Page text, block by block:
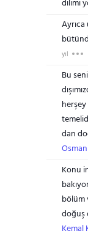
dilimi
yıl
Bu
herşey
dan
Konu
bölüm
doğuş